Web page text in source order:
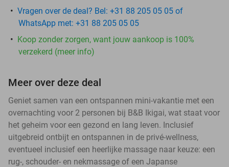
Vragen over de deal? Bel: +31 88 205 05 05 of
WhatsApp met: +31 88 205 05 05
Koop zonder zorgen, want jouw aankoop is 100%
verzekerd (meer info)
Meer over deze deal
Geniet samen van een ontspannen mini-vakantie met een
overnachting voor 2 personen bij B&B Ikigai, wat staat voor
het geheim voor een gezond en lang leven. Inclusief
uitgebreid ontbijt en ontspannen in de privé-wellness,
eventueel inclusief een heerlijke massage naar keuze: een
rug-, schouder- en nekmassage of een Japanse